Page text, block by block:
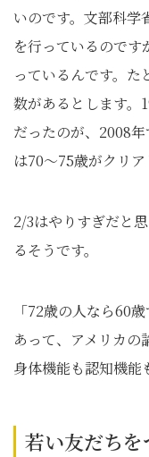
いのです。文部科学
を行っているので
っているんです。た
数があるとします。
だったのが、2008
は70～75歳がクリア
2/3はやりすぎだと
るそうです。
「72歳の人なら60
あって、アメリカの
身体機能も認知機能
若い友だち